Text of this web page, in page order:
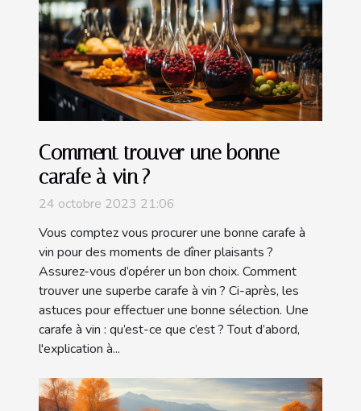
Comment trouver une bonne
carafe à vin ?
24 octobre 2023 21:06
Vous comptez vous procurer une bonne carafe à
vin pour des moments de dîner plaisants ?
Assurez-vous d’opérer un bon choix. Comment
trouver une superbe carafe à vin ? Ci-après, les
astuces pour effectuer une bonne sélection. Une
carafe à vin : qu’est-ce que c’est ? Tout d’abord,
l'explication à...